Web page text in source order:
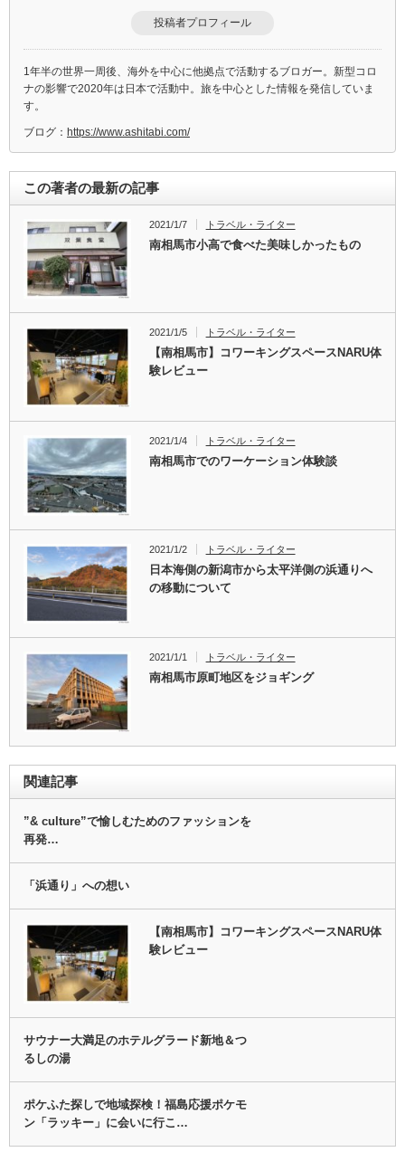
投稿者プロフィール
1年半の世界一周後、海外を中心に他拠点で活動するブロガー。新型コロ
ナの影響で2020年は日本で活動中。旅を中心とした情報を発信していま
す。
ブログ： https://www.ashitabi.com/
この著者の最新の記事
2021/1/7 トラベル・ライター
南相馬市小高で食べた美味しかったもの
2021/1/5 トラベル・ライター
【南相馬市】コワーキングスペースNARU体
験レビュー
2021/1/4 トラベル・ライター
南相馬市でのワーケーション体験談
2021/1/2 トラベル・ライター
日本海側の新潟市から太平洋側の浜通りへ
の移動について
2021/1/1 トラベル・ライター
南相馬市原町地区をジョギング
関連記事
”& culture”で愉しむためのファッションを
再発…
「浜通り」への想い
【南相馬市】コワーキングスペースNARU体
験レビュー
サウナー大満足のホテルグラード新地＆つ
るしの湯
ポケふた探しで地域探検！福島応援ポケモ
ン「ラッキー」に会いに行こ…